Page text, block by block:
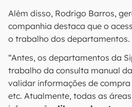
Além disso, Rodrigo Barros,
companhia destaca que o
o trabalho dos departamentos.
“Antes, os departamentos da
trabalho da consulta manual
validar informações de
etc. Atualmente, todas as